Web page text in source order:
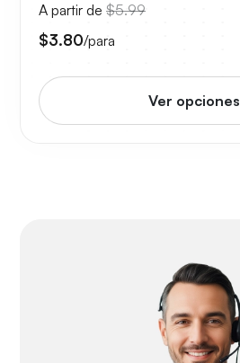
A partir de $5.99
$3.80/para
Ver opciones